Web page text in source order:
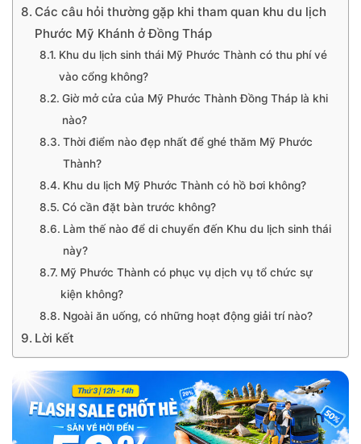
Các câu hỏi thường gặp khi tham quan khu du lịch
Phước Mỹ Khánh ở Đồng Tháp
Khu du lịch sinh thái Mỹ Phước Thành có thu phí vé
vào cổng không?
Giờ mở cửa của Mỹ Phước Thành Đồng Tháp là khi
nào?
Thời điểm nào đẹp nhất để ghé thăm Mỹ Phước
Thành?
Khu du lịch Mỹ Phước Thành có hồ bơi không?
Có cần đặt bàn trước không?
Làm thế nào để di chuyển đến Khu du lịch sinh thái
này?
Mỹ Phước Thành có phục vụ dịch vụ tổ chức sự
kiện không?
Ngoài ăn uống, có những hoạt động giải trí nào?
Lời kết